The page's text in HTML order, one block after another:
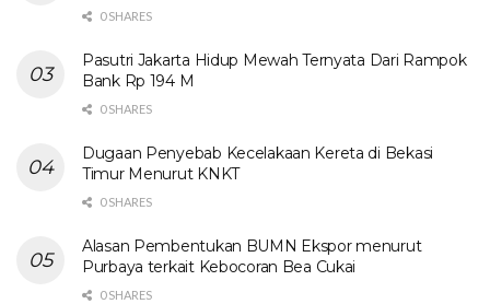
0 SHARES
Pasutri Jakarta Hidup Mewah Ternyata Dari Rampok
Bank Rp 194 M
0 SHARES
Dugaan Penyebab Kecelakaan Kereta di Bekasi
Timur Menurut KNKT
0 SHARES
Alasan Pembentukan BUMN Ekspor menurut
Purbaya terkait Kebocoran Bea Cukai
0 SHARES